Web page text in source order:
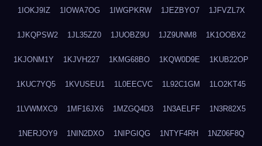
1IOKJ9IZ 1IOWA7OG 1IWGPKRW 1JEZBYO7 1JFVZL7X
1JKQPSW2 1JL35ZZ0 1JUOBZ9U 1JZ9UNM8 1K1OOBX2
1KJONM1Y 1KJVH227 1KMG68BO 1KQW0D9E 1KUB22OP
1KUC7YQ5 1KVUSEU1 1L0EECVC 1L92C1GM 1LO2KT45
1LVWMXC9 1MF16JX6 1MZGQ4D3 1N3AELFF 1N3R82X5
1NERJOY9 1NIN2DXO 1NIPGIQG 1NTYF4RH 1NZ06F8Q